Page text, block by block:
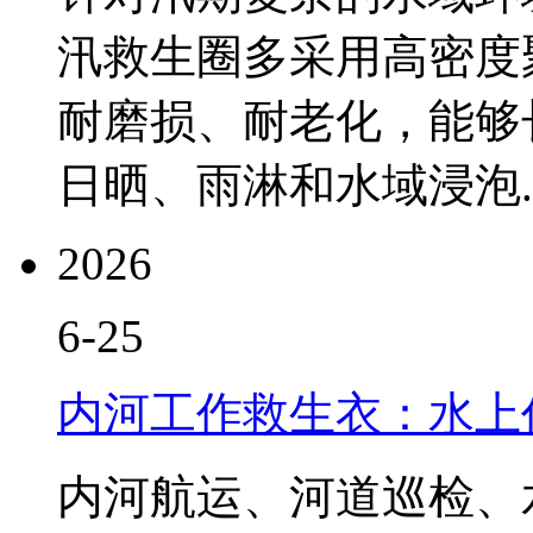
汛救生圈多采用高密
耐磨损、耐老化，能
日晒、雨淋和水域浸泡
2026
6-25
内河工作救生衣：水
内河航运、河道巡检